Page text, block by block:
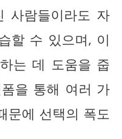
사람들이라도 자
할 수 있으며, 이
는 데 도움을 줍
을 통해 여러 가
문에 선택의 폭도